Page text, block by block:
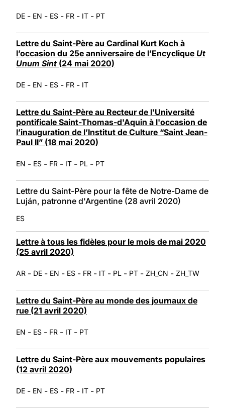
DE - EN - ES - FR - IT - PT
Lettre du Saint-Père au Cardinal Kurt Koch à
l’occasion du 25e anniversaire de l’Encyclique Ut
Unum Sint (24 mai 2020)
DE - EN - ES - FR - IT
Lettre du Saint-Père au Recteur de l'Université
pontificale Saint-Thomas-d'Aquin à l'occasion de
l’inauguration de l’Institut de Culture “Saint Jean-
Paul II” (18 mai 2020)
EN - ES - FR - IT - PL - PT
Lettre du Saint-Père pour la fête de Notre-Dame de
Luján, patronne d'Argentine (28 avril 2020)
ES
Lettre à tous les fidèles pour le mois de mai 2020
(25 avril 2020)
AR - DE - EN - ES - FR - IT - PL - PT - ZH_CN - ZH_TW
Lettre du Saint-Père au monde des journaux de
rue (21 avril 2020)
EN - ES - FR - IT - PT
Lettre du Saint-Père aux mouvements populaires
(12 avril 2020)
DE - EN - ES - FR - IT - PT